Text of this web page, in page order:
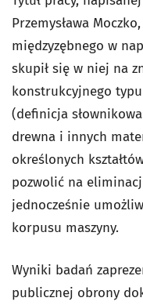
Przemysława
międzyzębnego w
skupił się w niej na
konstrukcyjnego
(definicja
drewna i innych
określonych
pozwolić na
jednocześnie
korpusu maszyny.
Wyniki badań
publicznej obrony